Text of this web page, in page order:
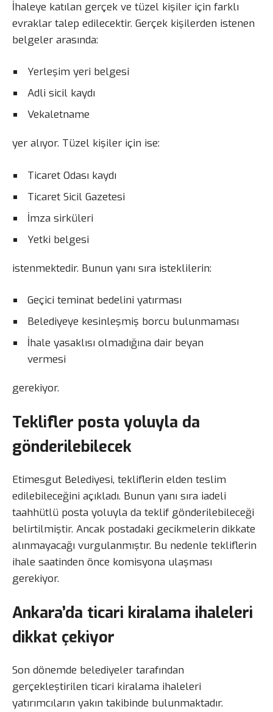
İhaleye katılan gerçek ve tüzel kişiler için farklı
evraklar talep edilecektir. Gerçek kişilerden istenen
belgeler arasında:
Yerleşim yeri belgesi
Adli sicil kaydı
Vekaletname
yer alıyor. Tüzel kişiler için ise:
Ticaret Odası kaydı
Ticaret Sicil Gazetesi
İmza sirküleri
Yetki belgesi
istenmektedir. Bunun yanı sıra isteklilerin:
Geçici teminat bedelini yatırması
Belediyeye kesinleşmiş borcu bulunmaması
İhale yasaklısı olmadığına dair beyan
vermesi
gerekiyor.
Teklifler posta yoluyla da
gönderilebilecek
Etimesgut Belediyesi, tekliflerin elden teslim
edilebileceğini açıkladı. Bunun yanı sıra iadeli
taahhütlü posta yoluyla da teklif gönderilebileceği
belirtilmiştir. Ancak postadaki gecikmelerin dikkate
alınmayacağı vurgulanmıştır. Bu nedenle tekliflerin
ihale saatinden önce komisyona ulaşması
gerekiyor.
Ankara’da ticari kiralama ihaleleri
dikkat çekiyor
Son dönemde belediyeler tarafından
gerçekleştirilen ticari kiralama ihaleleri
yatırımcıların yakın takibinde bulunmaktadır.